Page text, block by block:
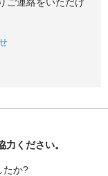
ください。
たか?